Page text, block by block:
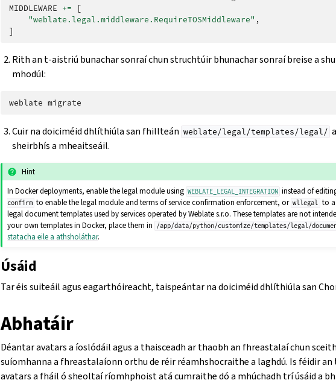
MIDDLEWARE +=
[
"weblate.legal.middleware.RequireTOSMiddleware" ,
]
Rith an t-aistriú bunachar sonraí chun struchtúir bhunachar sonraí breise a
mhodúl:
weblate
Cuir na doiciméid dhlíthiúla san fhillteán weblate/legal/templates/legal/
sheirbhís a mheaitseáil.
Hint
In Docker deployments, enable the legal module using WEBLATE_LEGAL_INTEGRATION instead of
confirm to enable the legal module and terms of service confirmation enforcement, or wllegal to
legal document templates used by services operated by Weblate s.r.o. These templates are not
your own templates in Docker, place them in
/app/data/python/customize/templates/legal/
statacha eile a athsholáthar.
Úsáid
Tar éis suiteáil agus eagarthóireacht, taispeántar na doiciméid dhlíthiúla san
Abhatáir
Déantar avatars a íoslódáil agus a thaisceadh ar thaobh an fhreastalaí chun
suíomhanna a fhreastalaíonn orthu de réir réamhshocraithe a laghdú. Is féidir
avatars a fháil ó sheoltaí ríomhphoist atá cumraithe dó a mhúchadh trí úsáid a